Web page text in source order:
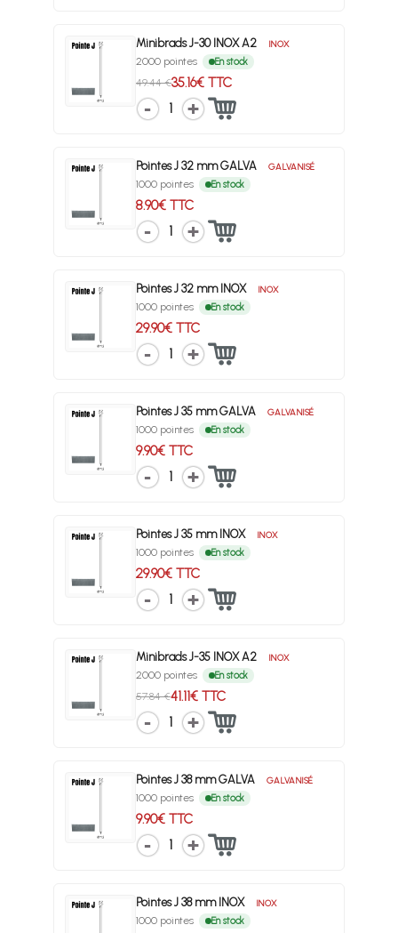
Minibrads J-30 INOX A2 INOX
2000 pointes En stock
49.44 €35.16€ TTC
1
Pointes J 32 mm GALVA GALVANISÉ
1000 pointes En stock
8.90€ TTC
1
Pointes J 32 mm INOX INOX
1000 pointes En stock
29.90€ TTC
1
Pointes J 35 mm GALVA GALVANISÉ
1000 pointes En stock
9.90€ TTC
1
Pointes J 35 mm INOX INOX
1000 pointes En stock
29.90€ TTC
1
Minibrads J-35 INOX A2 INOX
2000 pointes En stock
57.84 €41.11€ TTC
1
Pointes J 38 mm GALVA GALVANISÉ
1000 pointes En stock
9.90€ TTC
1
Pointes J 38 mm INOX INOX
1000 pointes En stock